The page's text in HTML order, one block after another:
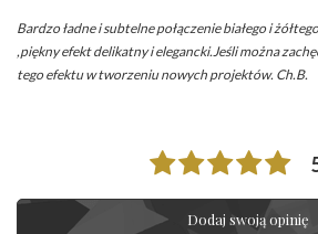
Bardzo ładne i subtelne połączenie białego i
,piękny efekt delikatny i elegancki.Jeśli można
tego efektu w tworzeniu nowych projektów. Ch.B.
Dodaj swoją opinię